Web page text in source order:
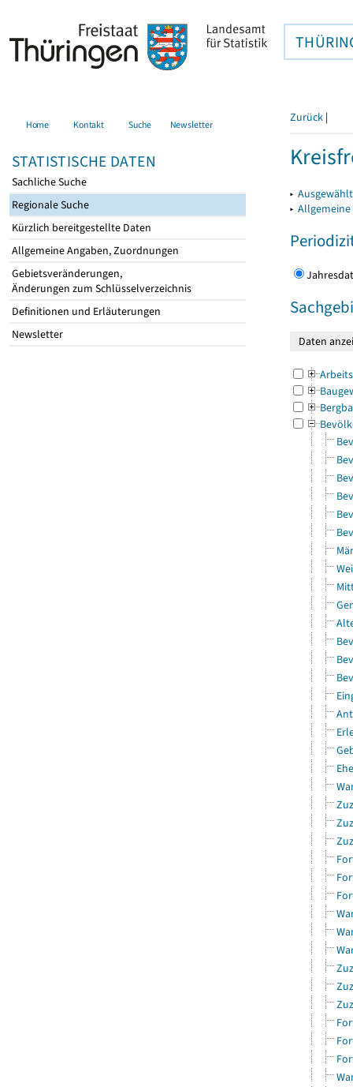
Home Kontakt Suche Newsletter
STATISTISCHE DATEN
Sachliche Suche
Regionale Suche
Kürzlich bereitgestellte Daten
Allgemeine Angaben, Zuordnungen
Gebietsveränderungen,
Änderungen zum Schlüsselverzeichnis
Definitionen und Erläuterungen
Newsletter
Zurück |
▸
▸